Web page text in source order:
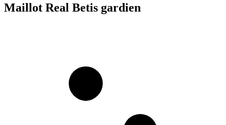
Maillot Real Betis gardien